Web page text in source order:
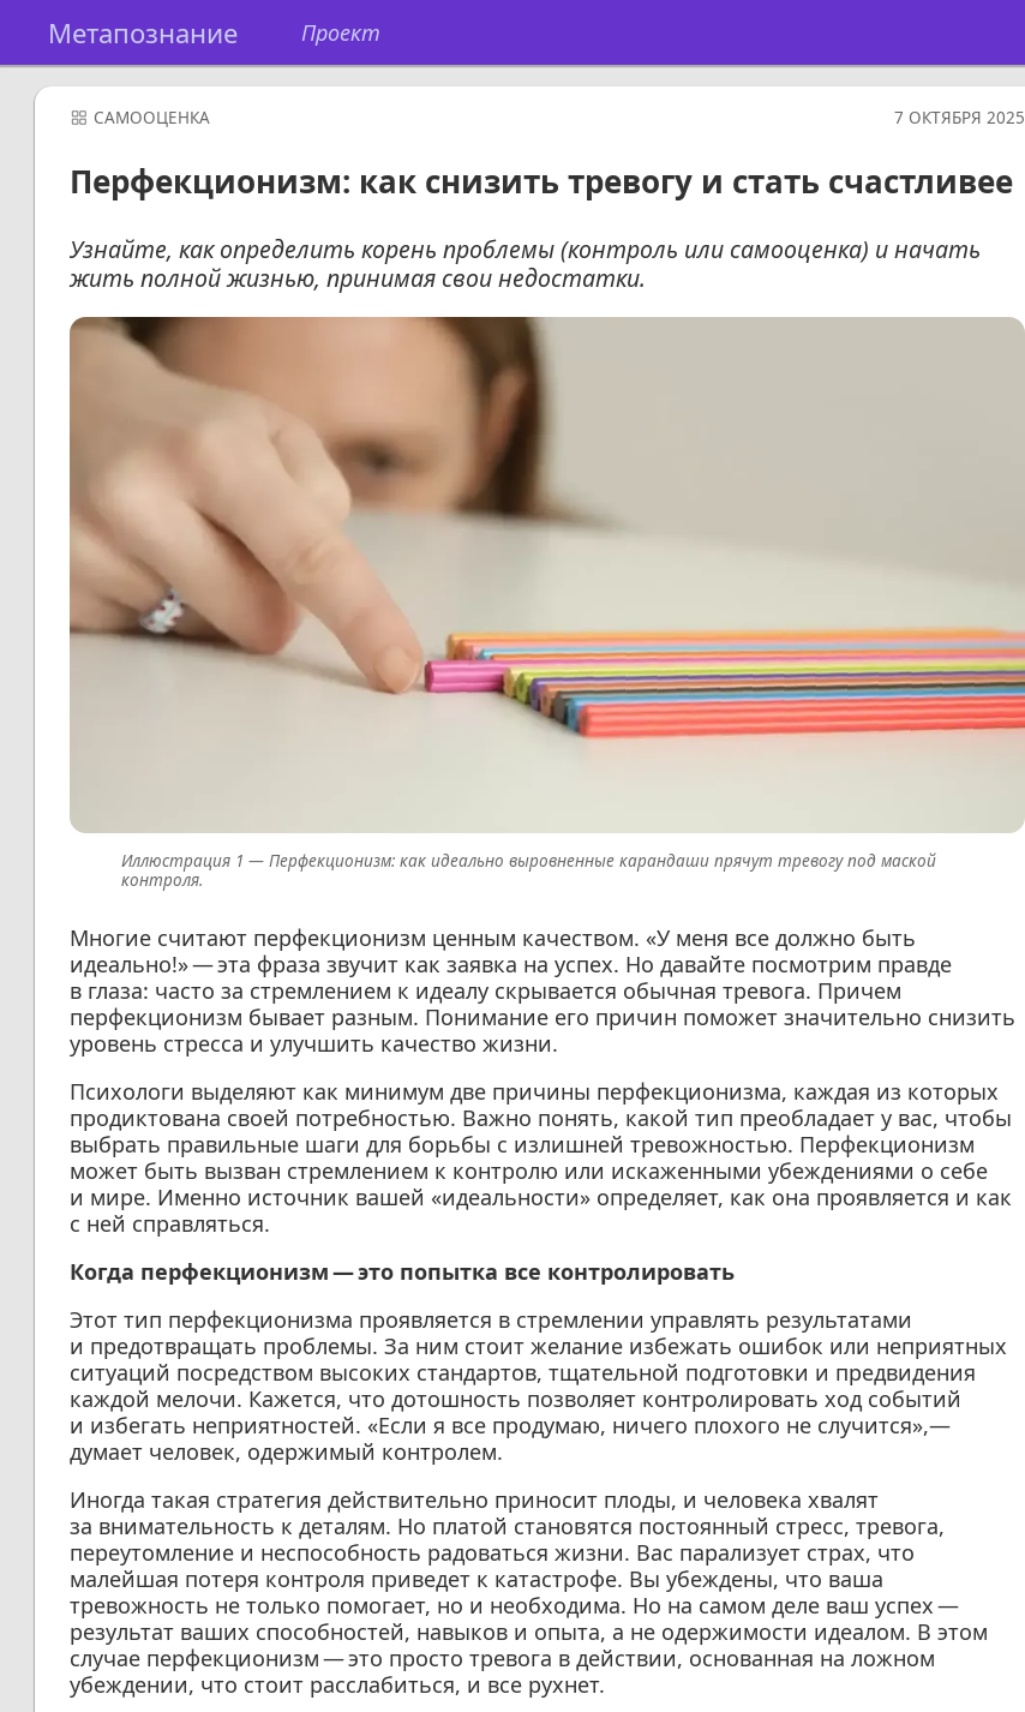
Метапознание Проект
САМООЦЕНКА 7 ОКТЯБРЯ 2025
Перфекционизм: как снизить тревогу и стать счастливее
Узнайте, как определить корень проблемы (контроль или самооценка) и начать
жить полной жизнью, принимая свои недостатки.
Перфекционизм: как идеально выровненные карандаши прячут тревогу под маской
контроля.
Многие считают перфекционизм ценным качеством. «У меня все должно быть
идеально!» — эта фраза звучит как заявка на успех. Но давайте посмотрим правде
в глаза: часто за стремлением к идеалу скрывается обычная тревога. Причем
перфекционизм бывает разным. Понимание его причин поможет значительно снизить
уровень стресса и улучшить качество жизни.
Психологи выделяют как минимум две причины перфекционизма, каждая из которых
продиктована своей потребностью. Важно понять, какой тип преобладает у вас, чтобы
выбрать правильные шаги для борьбы с излишней тревожностью. Перфекционизм
может быть вызван стремлением к контролю или искаженными убеждениями о себе
и мире. Именно источник вашей «идеальности» определяет, как она проявляется и как
с ней справляться.
Когда перфекционизм — это попытка все контролировать
Этот тип перфекционизма проявляется в стремлении управлять результатами
и предотвращать проблемы. За ним стоит желание избежать ошибок или неприятных
ситуаций посредством высоких стандартов, тщательной подготовки и предвидения
каждой мелочи. Кажется, что дотошность позволяет контролировать ход событий
и избегать неприятностей. «Если я все продумаю, ничего плохого не случится»,—
думает человек, одержимый контролем.
Иногда такая стратегия действительно приносит плоды, и человека хвалят
за внимательность к деталям. Но платой становятся постоянный стресс, тревога,
переутомление и неспособность радоваться жизни. Вас парализует страх, что
малейшая потеря контроля приведет к катастрофе. Вы убеждены, что ваша
тревожность не только помогает, но и необходима. Но на самом деле ваш успех —
результат ваших способностей, навыков и опыта, а не одержимости идеалом. В этом
случае перфекционизм — это просто тревога в действии, основанная на ложном
убеждении, что стоит расслабиться, и все рухнет.